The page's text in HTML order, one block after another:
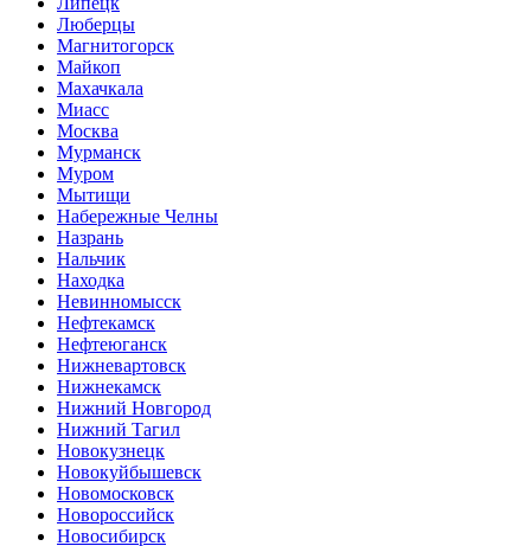
Люберцы
Магнитогорск
Майкоп
Махачкала
Миасс
Москва
Мурманск
Муром
Мытищи
Набережные Челны
Назрань
Нальчик
Находка
Невинномысск
Нефтекамск
Нефтеюганск
Нижневартовск
Нижнекамск
Нижний Новгород
Нижний Тагил
Новокузнецк
Новокуйбышевск
Новомосковск
Новороссийск
Новосибирск